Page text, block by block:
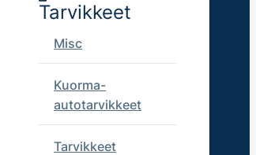
Tarvikkeet
Misc
Kuorma-
autotarvikkeet
Tarvikkeet